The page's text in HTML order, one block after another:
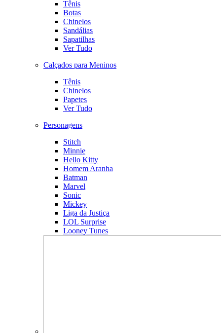
Tênis
Botas
Chinelos
Sandálias
Sapatilhas
Ver Tudo
Calçados para Meninos
Tênis
Chinelos
Papetes
Ver Tudo
Personagens
Stitch
Minnie
Hello Kitty
Homem Aranha
Batman
Marvel
Sonic
Mickey
Liga da Justiça
LOL Surprise
Looney Tunes